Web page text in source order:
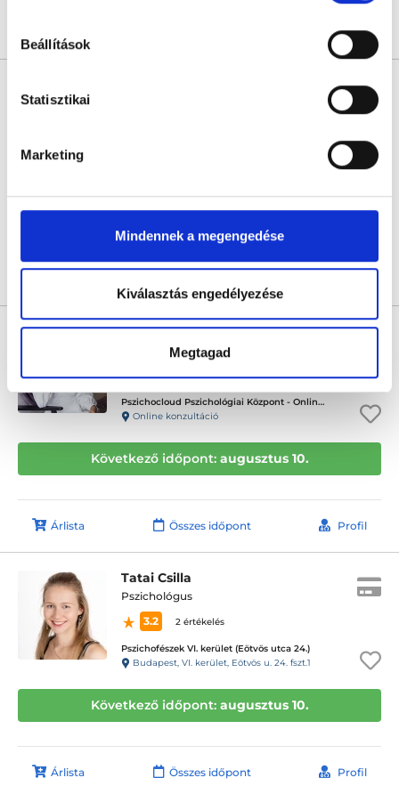
Beállítások
Statisztikai
Marketing
Mindennek a megengedése
Kiválasztás engedélyezése
Megtagad
Profil
Következő időpont:augusztus 10.
Balogh Veronika
Pszichológus
4.9
6 értékelés
Pszichocloud Pszichológiai Központ - Online ügyfélfogadás
Online konzultáció
Következő időpont: augusztus 10.
Árlista Összes időpont Profil
Tatai Csilla
Pszichológus
3.2
2 értékelés
Pszichofészek VI. kerület (Eötvös utca 24.)
Budapest, VI. kerület, Eötvös u. 24. fszt.1
Következő időpont: augusztus 10.
Árlista Összes időpont Profil